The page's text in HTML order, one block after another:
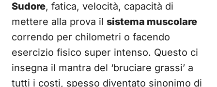
Sudore, fatica, velocità, capacità di
mettere alla prova il sistema muscolare
correndo per chilometri o facendo
esercizio fisico super intenso. Questo ci
insegna il mantra del ‘bruciare grassi’ a
tutti i costi, spesso diventato sinonimo di